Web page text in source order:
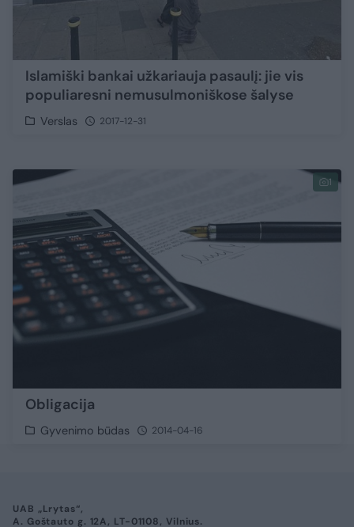
Islamiški bankai užkariauja pasaulį: jie vis
populiaresni nemusulmoniškose šalyse
Verslas 2017-12-31
1
Obligacija
Gyvenimo būdas 2014-04-16
UAB „Lrytas“,
A. Goštauto g. 12A, LT-01108, Vilnius.